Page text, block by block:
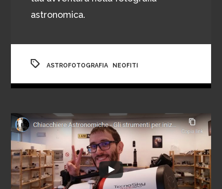
astronomica.
ASTROFOTOGRAFIA NEOFITI